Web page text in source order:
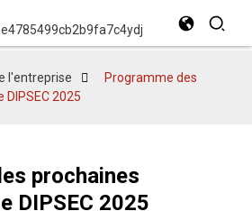
l'entreprise
Programme des
2025
prochaines
DIPSEC 2025